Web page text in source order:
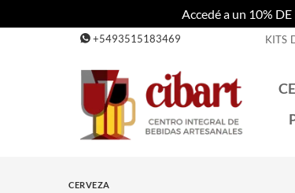
Accedé a un 10%
+5493515183469 KITS
CERVEZA